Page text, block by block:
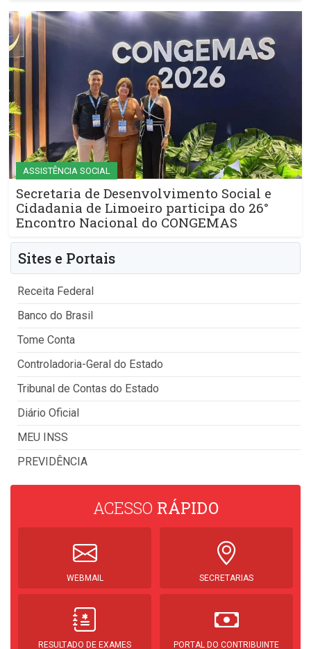
ASSISTÊNCIA SOCIAL
Secretaria de Desenvolvimento Social e
Cidadania de Limoeiro participa do 26°
Encontro Nacional do CONGEMAS
Sites e Portais
Receita Federal
Banco do Brasil
Tome Conta
Controladoria-Geral do Estado
Tribunal de Contas do Estado
Diário Oficial
MEU INSS
PREVIDÊNCIA
ACESSO RÁPIDO
WEBMAIL SECRETARIAS
RESULTADO DE EXAMES PORTAL DO CONTRIBUINTE